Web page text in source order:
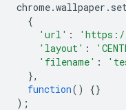
chrome.wallpaper .
{
'url' : 'https://
'layout' :
'filename' :
},
function()
{}
);